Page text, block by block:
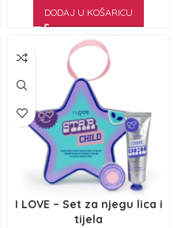
DODAJ U KOŠARICU
I LOVE – Set za njegu lica i
tijela